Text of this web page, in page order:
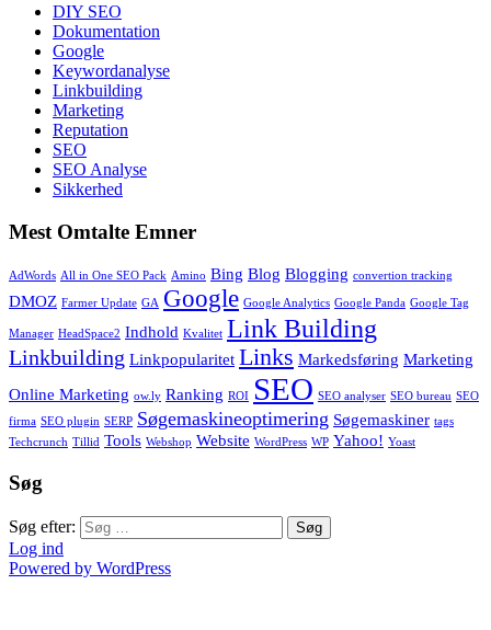
DIY SEO
Dokumentation
Google
Keywordanalyse
Linkbuilding
Marketing
Reputation
SEO
SEO Analyse
Sikkerhed
Mest Omtalte Emner
AdWords All in One SEO Pack Amino Bing Blog Blogging convertion tracking
DMOZ Farmer Update GA Google Google Analytics Google Panda Google Tag
Manager HeadSpace2 Indhold Kvalitet Link Building
Linkbuilding Linkpopularitet Links Markedsføring Marketing
Online Marketing ow.ly Ranking ROI SEO SEO analyser SEO bureau SEO
firma SEO plugin SERP Søgemaskineoptimering Søgemaskiner tags
Techcrunch Tillid Tools Webshop Website WordPress WP Yahoo! Yoast
Søg
Søg efter:
Log ind
Powered by WordPress